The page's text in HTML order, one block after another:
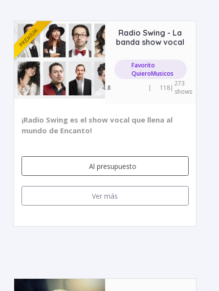
Radio Swing - La
banda show vocal
Favorito
QuieroMusicos
4.8
| 118| 273
shows
¡Radio Swing es el show vocal que llena al
mundo de Encanto!
Al presupuesto
Ver más